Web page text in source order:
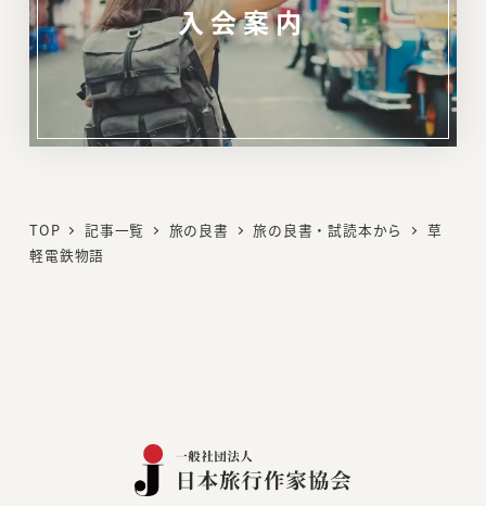
入会案内
TOP 記事一覧 旅の良書 旅の良書・試読本から
草
軽電鉄物語